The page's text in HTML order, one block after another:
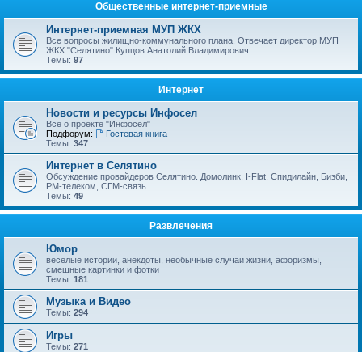
Общественные интернет-приемные
Интернет-приемная МУП ЖКХ
Все вопросы жилищно-коммунального плана. Отвечает директор МУП
ЖКХ "Селятино" Купцов Анатолий Владимирович
Темы: 97
Интернет
Новости и ресурсы Инфосел
Все о проекте "Инфосел"
Подфорум:
Гостевая книга
Темы: 347
Интернет в Селятино
Обсуждение провайдеров Селятино. Домолинк, I-Flat, Спидилайн, Бизби,
РМ-телеком, СГМ-связь
Темы: 49
Развлечения
Юмор
веселые истории, анекдоты, необычные случаи жизни, афоризмы,
смешные картинки и фотки
Темы: 181
Музыка и Видео
Темы: 294
Игры
Темы: 271